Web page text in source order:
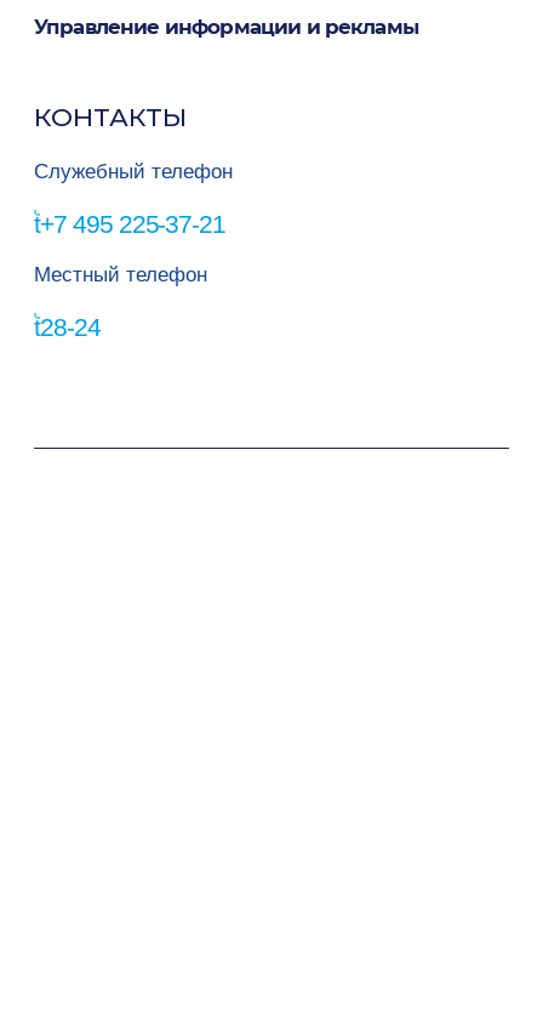
Управление информации и рекламы
КОНТАКТЫ
Служебный телефон
+7 495 225-37-21
Местный телефон
28-24